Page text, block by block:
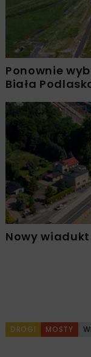
Ponownie
Biała
Nowy
DROGI MOSTY